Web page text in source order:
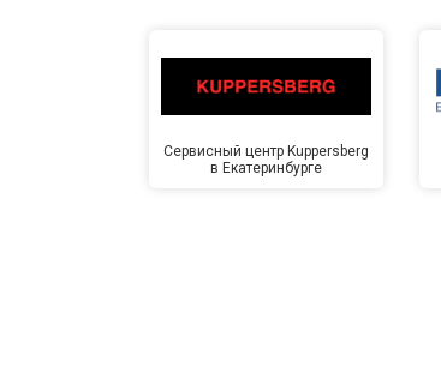
Сервисный центр Kuppersberg
в Екатеринбурге